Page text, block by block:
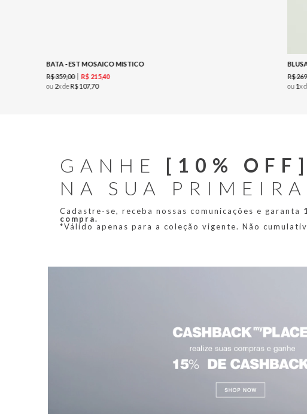
BATA - EST MOSAICO MISTICO
R$359,00 R$ 215,40
ou 2x deR$107,70
R$269
ou 1x
GANHE [10% OFF]
NA SUA
Cadastre-se, receba nossas comunicações e garanta
compra.
*Válido apenas para a coleção vigente. Não